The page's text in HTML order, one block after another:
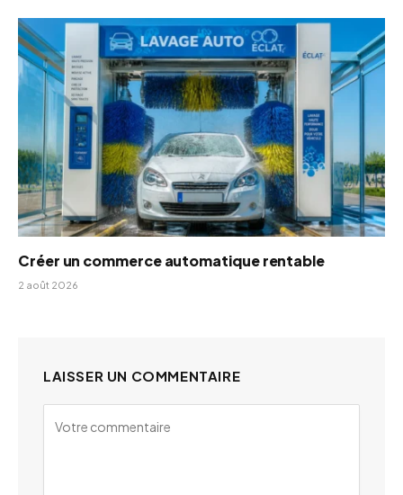
Créer un commerce automatique rentable
2 août 2026
LAISSER UN COMMENTAIRE